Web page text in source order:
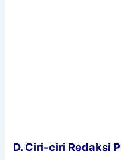
D. Ciri-ciri Redaksi